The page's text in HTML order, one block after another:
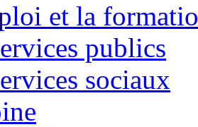
et la
publics
sociaux